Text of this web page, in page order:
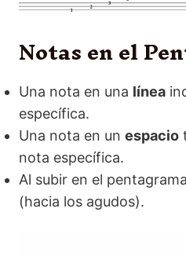
Notas en el
Una nota en una línea
específica.
Una nota en un espacio
nota específica.
Al subir en el
(hacia los agudos).